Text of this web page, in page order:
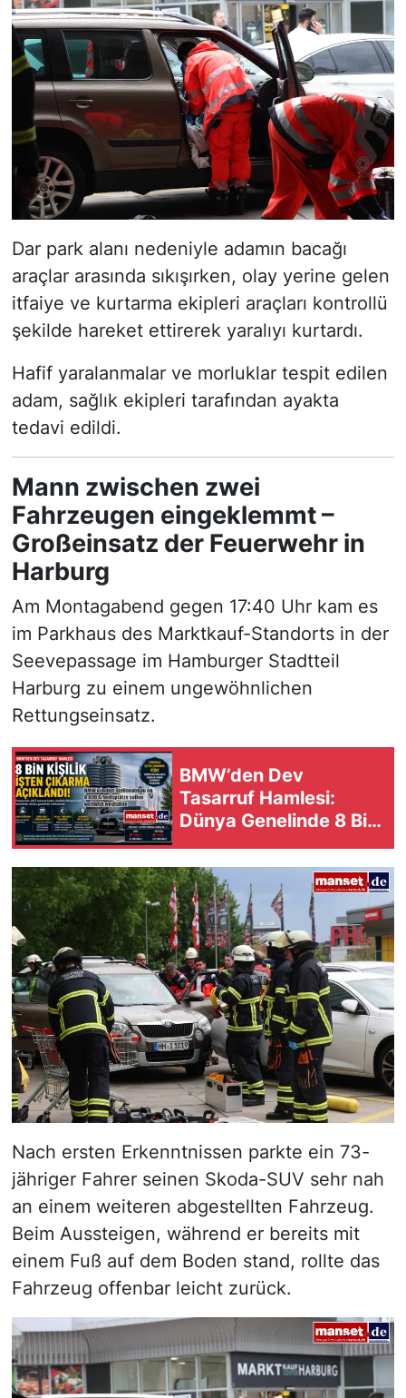
Dar park alanı nedeniyle adamın bacağı
araçlar arasında sıkışırken, olay yerine gelen
itfaiye ve kurtarma ekipleri araçları kontrollü
şekilde hareket ettirerek yaralıyı kurtardı.
Hafif yaralanmalar ve morluklar tespit edilen
adam, sağlık ekipleri tarafından ayakta
tedavi edildi.
Mann zwischen zwei
Fahrzeugen eingeklemmt –
Großeinsatz der Feuerwehr in
Harburg
Am Montagabend gegen 17:40 Uhr kam es
im Parkhaus des Marktkauf-Standorts in der
Seevepassage im Hamburger Stadtteil
Harburg zu einem ungewöhnlichen
Rettungseinsatz.
BMW’den Dev
Tasarruf Hamlesi:
Dünya Genelinde 8 Bin
Pozisyon Kaldırılacak
Nach ersten Erkenntnissen parkte ein 73-
jähriger Fahrer seinen Skoda-SUV sehr nah
an einem weiteren abgestellten Fahrzeug.
Beim Aussteigen, während er bereits mit
einem Fuß auf dem Boden stand, rollte das
Fahrzeug offenbar leicht zurück.